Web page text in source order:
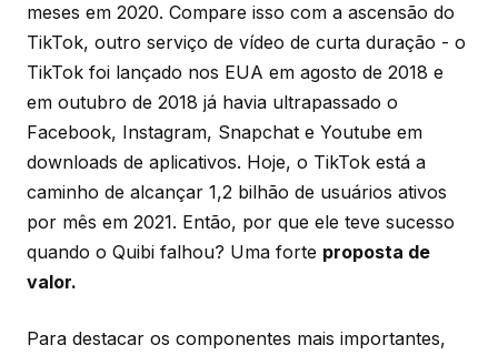
meses em 2020. Compare isso com a ascensão do
TikTok, outro serviço de vídeo de curta duração - o
TikTok foi lançado nos EUA em agosto de 2018 e
em outubro de 2018 já havia ultrapassado o
Facebook, Instagram, Snapchat e Youtube em
downloads de aplicativos. Hoje, o TikTok está a
caminho de alcançar 1,2 bilhão de usuários ativos
por mês em 2021. Então, por que ele teve sucesso
quando o Quibi falhou? Uma forte proposta de
valor.
Para destacar os componentes mais importantes,